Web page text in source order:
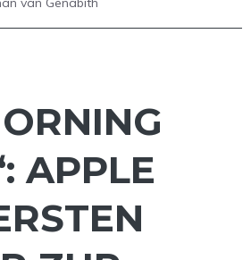
APPLE